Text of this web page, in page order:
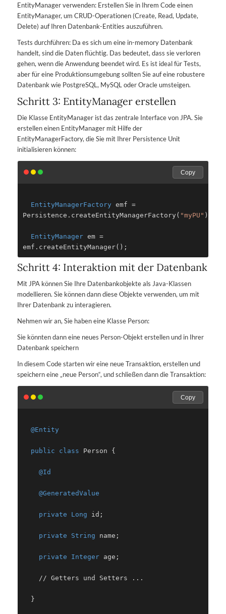
EntityManager verwenden: Erstellen Sie in Ihrem Code einen
EntityManager, um CRUD-Operationen (Create, Read, Update,
Delete) auf Ihren Datenbank-Entities auszuführen.
Tests durchführen: Da es sich um eine in-memory Datenbank
handelt, sind die Daten flüchtig. Das bedeutet, dass sie verloren
gehen, wenn die Anwendung beendet wird. Es ist ideal für Tests,
aber für eine Produktionsumgebung sollten Sie auf eine robustere
Datenbank wie PostgreSQL, MySQL oder Oracle umsteigen.
Schritt 3: EntityManager erstellen
Die Klasse EntityManager ist das zentrale Interface von JPA. Sie
erstellen einen EntityManager mit Hilfe der
EntityManagerFactory, die Sie mit Ihrer Persistence Unit
initialisieren können:
Copy
EntityManagerFactory emf =
Persistence.createEntityManagerFactory( "myPU" );
EntityManager em =
Schritt 4: Interaktion mit der Datenbank
Mit JPA können Sie Ihre Datenbankobjekte als Java-Klassen
modellieren. Sie können dann diese Objekte verwenden, um mit
Ihrer Datenbank zu interagieren.
Nehmen wir an, Sie haben eine Klasse Person:
Sie könnten dann eine neues Person-Objekt erstellen und in Ihrer
Datenbank speichern
In diesem Code starten wir eine neue Transaktion, erstellen und
speichern eine „neue Person“, und schließen dann die Transaktion:
Copy
@Entity
public class Person {
@Id
@GeneratedValue
private Long id;
private String name;
private Integer age;
// Getters und Setters ...
  }